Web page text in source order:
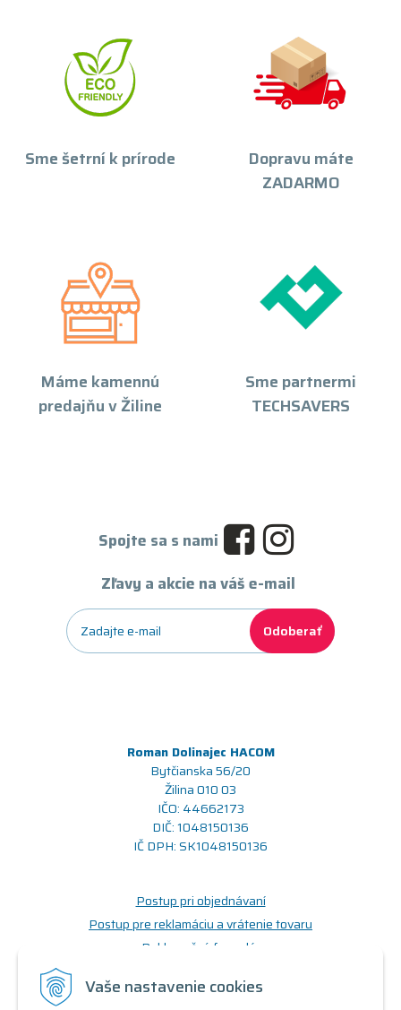
Vaše nastavenie cookies
Sme šetrní k prírode
Dopravu máte
ZADARMO
Máme kamennú
predajňu v Žiline
Sme partnermi
TECHSAVERS
Spojte sa s nami
Zľavy a akcie na váš e-mail
Odoberať
Roman Dolinajec HACOM
Bytčianska 56/20
Žilina 010 03
IČO: 44662173
DIČ: 1048150136
IČ DPH: SK1048150136
Postup pri objednávaní
Postup pre reklamáciu a vrátenie tovaru
Reklamačný formulár